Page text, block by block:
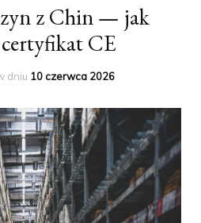
z Chin — jak
CE
dniu 10 czerwca 2026